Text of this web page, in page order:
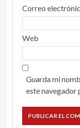
Correo
Web
Guarda mi
este navegador